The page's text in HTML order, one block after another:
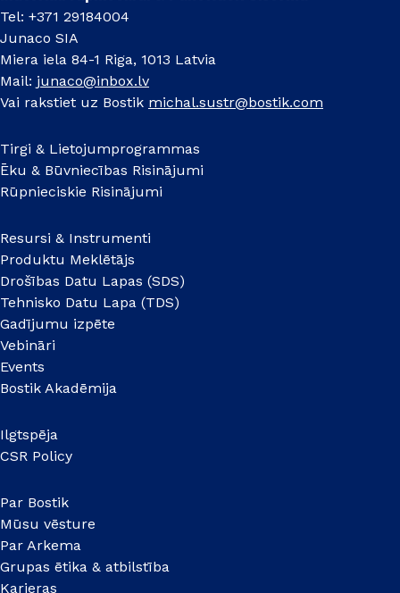
Tel: +371 29184004
Junaco SIA
Miera iela 84-1 Riga, 1013 Latvia
Mail: junaco@inbox.lv
Vai rakstiet uz Bostik michal.sustr@bostik.com
Tirgi & Lietojumprogrammas
Ēku & Būvniecības Risinājumi
Rūpnieciskie Risinājumi
Resursi & Instrumenti
Produktu Meklētājs
Drošības Datu Lapas (SDS)
Tehnisko Datu Lapa (TDS)
Gadījumu izpēte
Vebināri
Events
Bostik Akadēmija
Ilgtspēja
CSR Policy
Par Bostik
Mūsu vēsture
Par Arkema
Grupas ētika & atbilstība
Karjeras